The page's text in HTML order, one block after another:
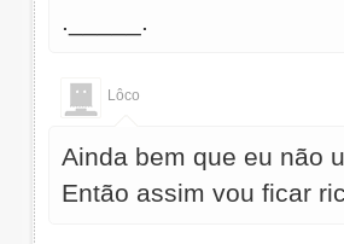
._____.
Lôco
Ainda bem que eu não
Então assim vou ficar